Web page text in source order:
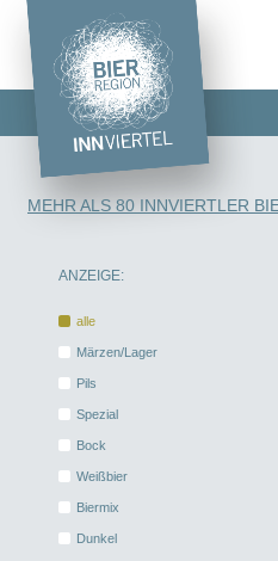
MEHR ALS 80 INNVIERTLER
ANZEIGE:
alle
Märzen/Lager
Pils
Spezial
Bock
Weißbier
Biermix
Dunkel